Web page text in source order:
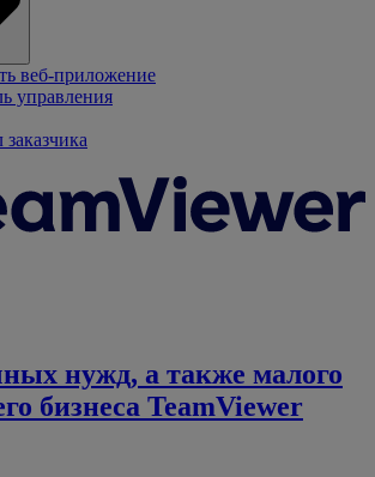
веб-приложение
управления
нужд, а также малого
бизнеса TeamViewer